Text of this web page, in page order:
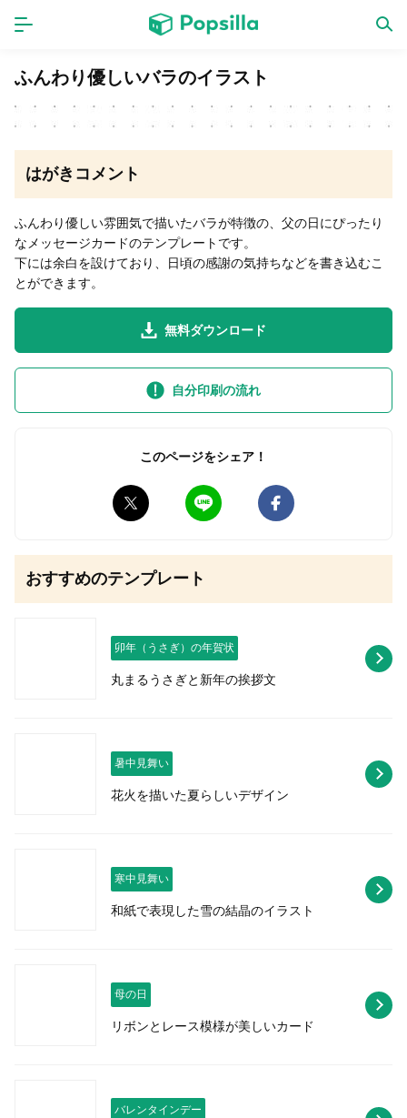
ホーム アプリ
LINE無料スタンプ
無料猫ミーム
ふんわり優しいバラのイラスト
はがきコメント
ふんわり優しい雰囲気で描いたバラが特徴の、父の日にぴったり
なメッセージカードのテンプレートです。
下には余白を設けており、日頃の感謝の気持ちなどを書き込むこ
とができます。
無料ダウンロード
自分印刷の流れ
このページをシェア！
おすすめのテンプレート
卯年（うさぎ）の年賀状
丸まるうさぎと新年の挨拶文
暑中見舞い
花火を描いた夏らしいデザイン
寒中見舞い
和紙で表現した雪の結晶のイラスト
母の日
リボンとレース模様が美しいカード
バレンタインデー